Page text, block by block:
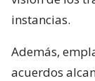
instancias.
Además,
acuerdos